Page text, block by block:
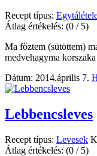
Recept típus:
Átlag értékelés: (0 / 5)
Ma főztem (sütöttem)
medvehagyma
Dátum: 2014.április 7.
Lebbencsleves
Recept típus: Levesek
Átlag értékelés: (0 / 5)